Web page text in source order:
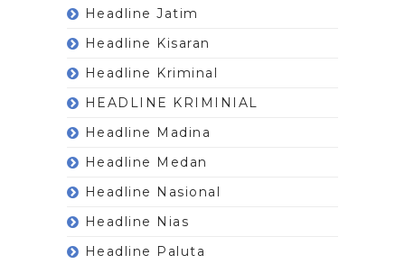
Headline Jatim
Headline Kisaran
Headline Kriminal
HEADLINE KRIMINIAL
Headline Madina
Headline Medan
Headline Nasional
Headline Nias
Headline Paluta